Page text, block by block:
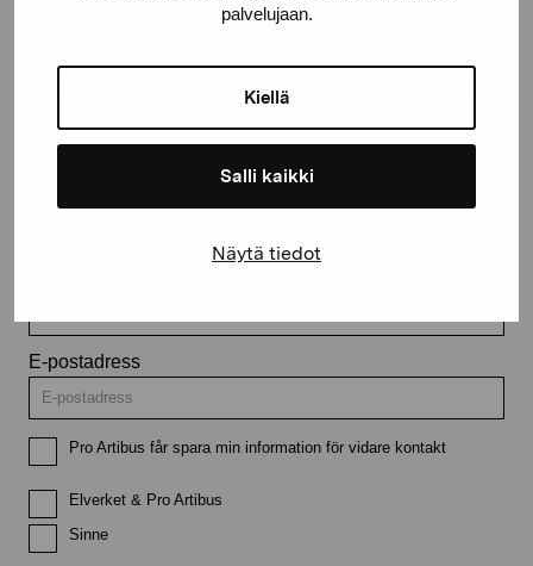
palvelujaan.
Kiellä
Salli kaikki
Näytä tiedot
Håll dig uppdaterad om aktuella
utställningar och evenemang
E-postadress
Pro Artibus får spara min information för vidare kontakt
Elverket & Pro Artibus
Sinne